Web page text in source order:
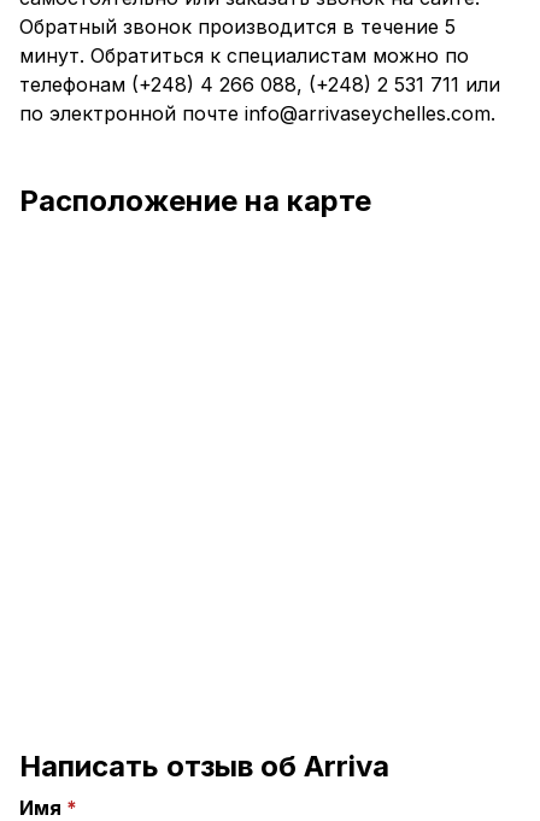
Обратный звонок производится в течение 5
минут. Обратиться к специалистам можно по
телефонам (+248) 4 266 088, (+248) 2 531 711 или
по электронной почте info@arrivaseychelles.com.
Расположение на карте
Написать отзыв об Arriva
Имя